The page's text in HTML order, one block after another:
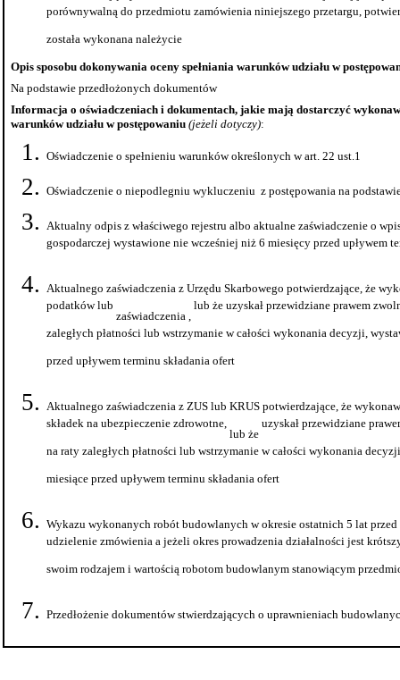
porównywalną do przedmiotu zamówienia niniejszego przetargu,
została wykonana należycie
Opis sposobu dokonywania oceny spełniania warunków udziału w
Na podstawie przedłożonych dokumentów
Informacja o oświadczeniach i dokumentach, jakie mają dostarczyć
warunków udziału wpostępowaniu (jeżeli dotyczy):
Oświadczenie o spełnieniu warunków określonych w art. 22 ust.1
Oświadczenie oniepodlegniu wykluczeniu z postępowania na
Aktualny odpis z właściwego rejestru albo aktualne zaświadczenie o
gospodarczej wystawione nie wcześniej niż 6 miesięcy przed upływem
Aktualnego zaświadczenia z Urzędu Skarbowego potwierdzające, że
podatków lubzaświadczenia , lub że uzyskał przewidziane prawem
zaległych płatności lub wstrzymanie w całości wykonania decyzji,
przed upływem terminu składania ofert
Aktualnego zaświadczenia z ZUS lub KRUS potwierdzające, że
składek na ubezpieczenie zdrowotne,lub że uzyskał przewidziane
na raty zaległych płatności lub wstrzymanie w całości wykonania
miesiące przed upływem terminu składania ofert
Wykazu wykonanych robót budowlanych w okresie ostatnich 5 lat
udzielenie zmówienia a jeżeli okres prowadzenia działalności jest
swoim rodzajem i wartością robotom budowlanym stanowiącym
Przedłożenie dokumentów stwierdzających o uprawnieniach